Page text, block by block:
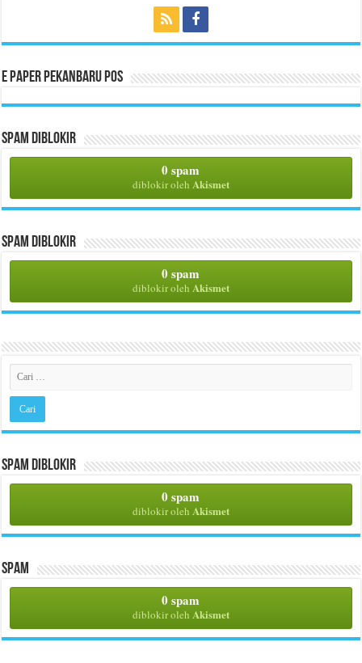
E Paper Pekanbaru Pos
Spam Diblokir
0 spam
diblokir oleh Akismet
Spam Diblokir
0 spam
diblokir oleh Akismet
Spam Diblokir
0 spam
diblokir oleh Akismet
Spam
0 spam
diblokir oleh Akismet